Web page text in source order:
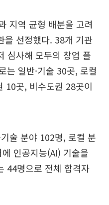
지역 균형 배분을 고려
을 선정했다. 38개 기관
심사해 모두의 창업 플
는 일반·기술 30곳, 로컬
10곳, 비수도권 28곳이
술 분야 102명, 로컬 분
인공지능(AI) 기술을
44명으로 전체 합격자